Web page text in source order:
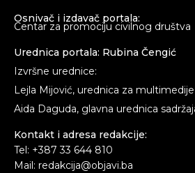
Osnivač i izdavač portala:
Centar za promociju civilnog društva
Urednica portala: Rubina Čengić
Izvršne urednice:
Lejla Mijović, urednica za multimedije
Aida Daguda, glavna urednica
Kontakt i adresa redakcije:
Tel: +387 33 644 810
Mail: redakcija@objavi.ba